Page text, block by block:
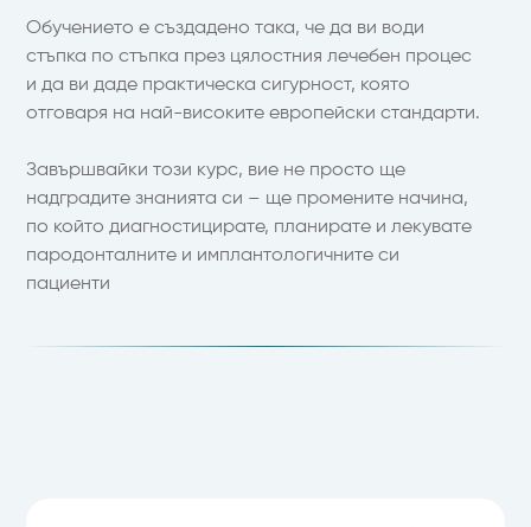
Обучението е създадено така, че да ви води
стъпка по стъпка през цялостния лечебен процес
и да ви даде практическа сигурност, която
отговаря на най-високите европейски стандарти.
Завършвайки този курс, вие не просто ще
надградите знанията си – ще промените начина,
по който диагностицирате, планирате и лекувате
пародонталните и имплантологичните си
пациенти